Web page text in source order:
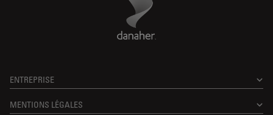
ENTREPRISE
MENTIONS LÉGALES